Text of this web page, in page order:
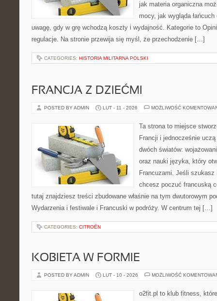
jak materia organiczna
mocy, jak wygląda
uwagę, gdy w grę wchodzą koszty i wydajność. Kategorie to
regulacje. Na stronie przewija się myśl, że przechodzenie […]
CATEGORIES: HISTORIA MILITARNA POLSKI
FRANCJA Z DZIEĆMI
POSTED BY ADMIN LUT - 11 - 2026 MOŻLIWOŚĆ
Ta strona to miejsce
Francji i jednocześnie
dwóch światów:
oraz nauki języka, który
Francuzami. Jeśli
chcesz poczuć francuską
tutaj znajdziesz treści zbudowane właśnie na tym dwutorowym
Wydarzenia i festiwale i Francuski w podróży. W centrum tej […]
CATEGORIES: CITROËN
KOBIETA W FORMIE
POSTED BY ADMIN LUT - 10 - 2026 MOŻLIWOŚĆ
o2fit.pl to klub fitness,